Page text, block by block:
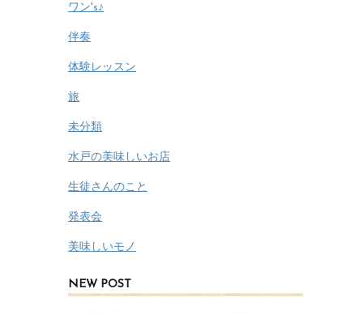
ワン's♪
伴奏
体験レッスン
旅
未分類
水戸の美味しいお店
生徒さんのこと
発表会
美味しいモノ
NEW POST